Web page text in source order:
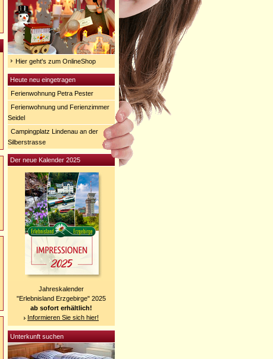
Hier geht's zum OnlineShop
Heute neu eingetragen
Ferienwohnung Petra Pester
Ferienwohnung und Ferienzimmer
Seidel
Campingplatz Lindenau an der
Silberstrasse
Der neue Kalender 2025
Jahreskalender
"Erlebnisland Erzgebirge" 2025
ab sofort erhältlich!
Informieren Sie sich hier!
Unterkunft suchen